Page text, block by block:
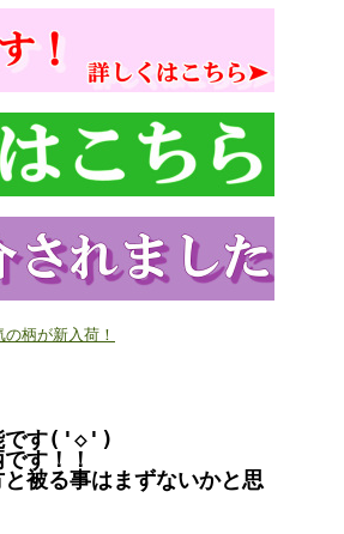
柄が新入荷！
です('◇')ゞ
す！！
被る事はまずないかと思